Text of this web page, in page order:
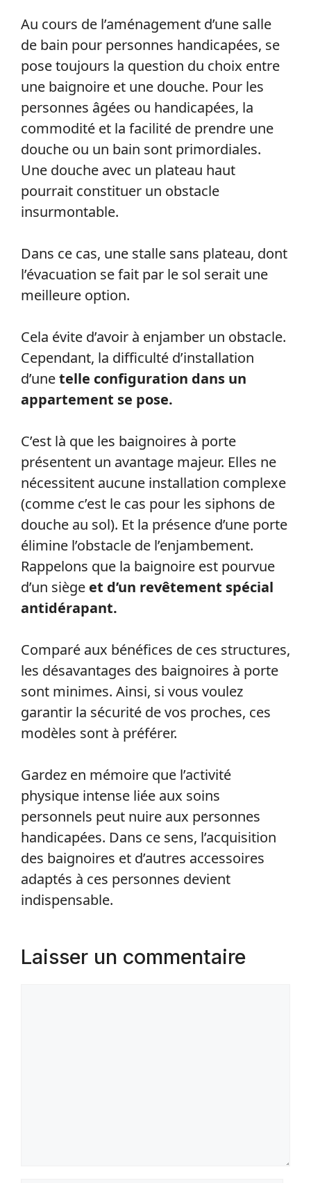
Au cours de l’aménagement d’une salle
de bain pour personnes handicapées, se
pose toujours la question du choix entre
une baignoire et une douche. Pour les
personnes âgées ou handicapées, la
commodité et la facilité de prendre une
douche ou un bain sont primordiales.
Une douche avec un plateau haut
pourrait constituer un obstacle
insurmontable.
Dans ce cas, une stalle sans plateau, dont
l’évacuation se fait par le sol serait une
meilleure option.
Cela évite d’avoir à enjamber un obstacle.
Cependant, la difficulté d’installation
d’unetelle configuration dans un
appartement se pose.
C’est là que les baignoires à porte
présentent un avantage majeur. Elles ne
nécessitent aucune installation complexe
(comme c’est le cas pour les siphons de
douche au sol). Et la présence d’une porte
élimine l’obstacle de l’enjambement.
Rappelons que la baignoire est pourvue
d’un siège et d’un revêtement spécial
antidérapant.
Comparé aux bénéfices de ces structures,
les désavantages des baignoires à porte
sont minimes. Ainsi, si vous voulez
garantir la sécurité de vos proches, ces
modèles sont à préférer.
Gardez en mémoire que l’activité
physique intense liée aux soins
personnels peut nuire aux personnes
handicapées. Dans ce sens, l’acquisition
des baignoires et d’autres accessoires
adaptés à ces personnes devient
indispensable.
Laisser un commentaire